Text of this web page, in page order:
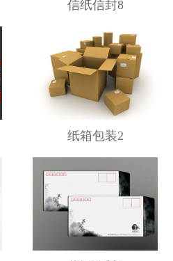
信纸信封8
纸箱包装2